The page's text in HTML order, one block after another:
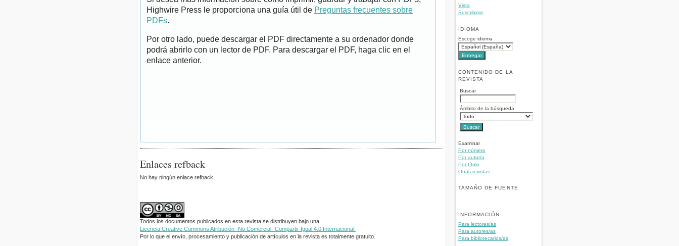
Vista
Suscribirse
IDIOMA
Escoge idioma
CONTENIDO DE LA
REVISTA
Buscar
Ámbito de la búsqueda
Examinar
Por número
Por autor/a
Por título
Otras revistas
TAMAÑO DE FUENTE
INFORMACIÓN
Para lectores/as
Para autores/as
Para bibliotecarios/as
Highwire Press le proporciona una guía útil de Preguntas frecuentes sobre
PDFs.
Por otro lado, puede descargar el PDF directamente a su ordenador donde
podrá abrirlo con un lector de PDF. Para descargar el PDF, haga clic en el
enlace anterior.
Enlaces refback
No hay ningún enlace refback.
Todos los documentos publicados en esta revista se distribuyen bajo una
Licencia Creative Commons Atribución -No Comercial- Compartir Igual 4.0 Internacional.
Por lo que el envío, procesamiento y publicación de artículos en la revista es totalmente gratuito.